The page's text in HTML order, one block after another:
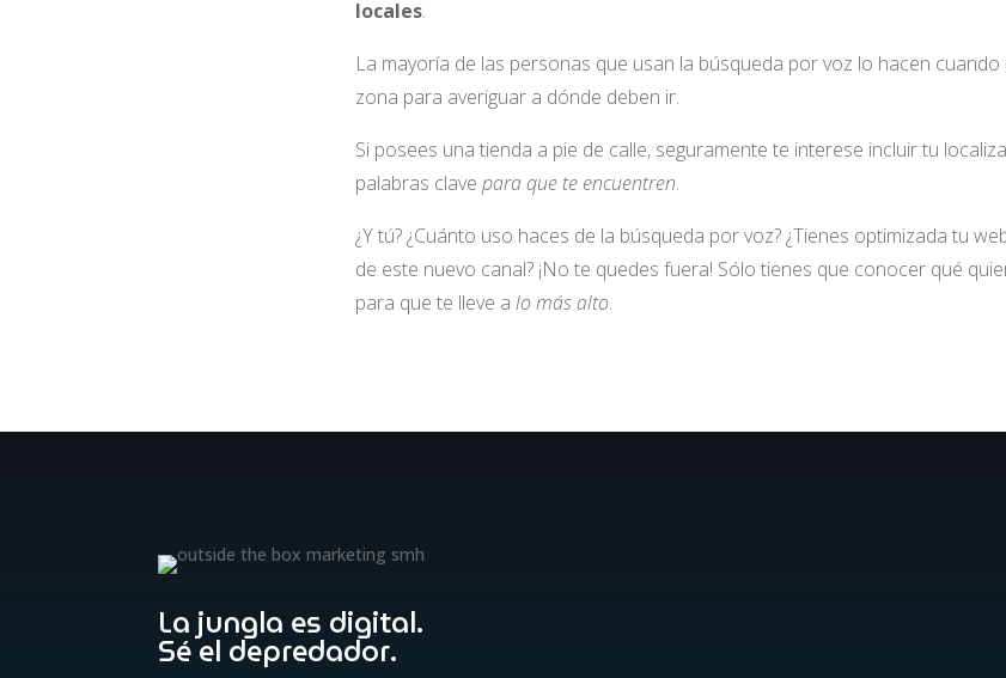
locales.
La mayoría de las personas que usan la búsqueda por voz lo hacen
zona para averiguar a dónde deben ir.
Si posees una tienda a pie de calle, seguramente te interese incluir tu
palabras clavepara que te encuentren.
¿Y tú? ¿Cuánto uso haces de la búsqueda por voz? ¿Tienes optimizada tu
de este nuevo canal? ¡No te quedes fuera! Sólo tienes que conocer qué
para que te lleve alo más alto.
La jungla es digital.
Sé el depredador.